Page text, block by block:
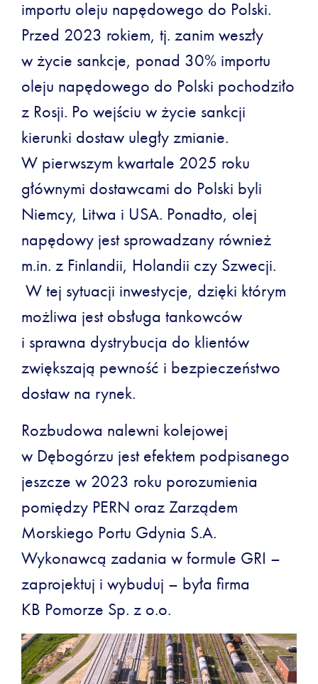
importu oleju napędowego do Polski.
Przed 2023 rokiem, tj. zanim weszły
w życie sankcje, ponad 30% importu
oleju napędowego do Polski pochodziło
z Rosji. Po wejściu w życie sankcji
kierunki dostaw uległy zmianie.
W pierwszym kwartale 2025 roku
głównymi dostawcami do Polski byli
Niemcy, Litwa i USA. Ponadto, olej
napędowy jest sprowadzany również
m.in. z Finlandii, Holandii czy Szwecji.
W tej sytuacji inwestycje, dzięki którym
możliwa jest obsługa tankowców
i sprawna dystrybucja do klientów
zwiększają pewność i bezpieczeństwo
dostaw na rynek.
Rozbudowa nalewni kolejowej
w Dębogórzu jest efektem podpisanego
jeszcze w 2023 roku porozumienia
pomiędzy PERN oraz Zarządem
Morskiego Portu Gdynia S.A.
Wykonawcą zadania w formule GRI –
zaprojektuj i wybuduj – była firma
KB Pomorze Sp. z o.o.